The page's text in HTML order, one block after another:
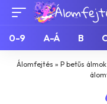
0-9 A-Á B
Álomfejtés » P betűs álmok